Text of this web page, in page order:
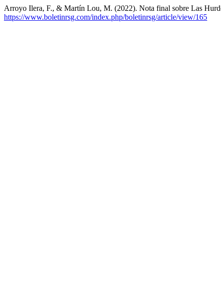
Arroyo Ilera, F., & Martín Lou, M. (2022). Nota final sobre Las
https://www.boletinrsg.com/index.php/boletinrsg/article/view/165